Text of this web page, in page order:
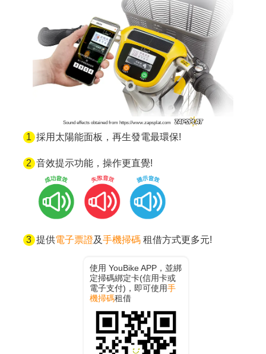
Sound effects obtained from https://www.zapsplat.com
採用太陽能面板，再生發電最環保!
音效提示功能，操作更直覺!
提供電子票證及手機掃碼租借方式更多元!
使用 YouBike APP，並綁
定掃碼綁定卡(信用卡或
電子支付)，即可使用手
機掃碼租借